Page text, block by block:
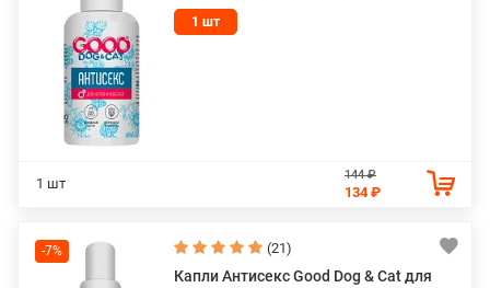
1 шт
1 шт
144 ₽
134 ₽
-7% (21)
Капли Антисекс Good Dog & Cat для